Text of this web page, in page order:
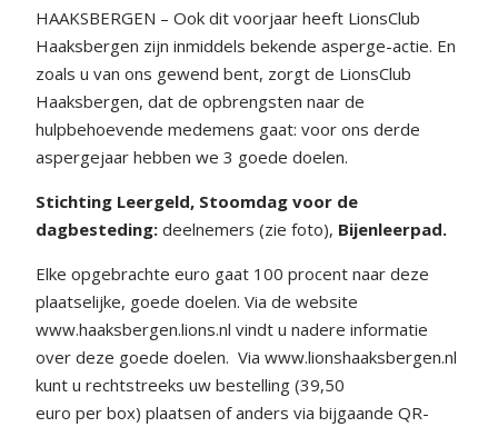
HAAKSBERGEN – Ook dit voorjaar heeft LionsClub
Haaksbergen zijn inmiddels bekende asperge-actie. En
zoals u van ons gewend bent, zorgt de LionsClub
Haaksbergen, dat de opbrengsten naar de
hulpbehoevende medemens gaat: voor ons derde
aspergejaar hebben we 3 goede doelen.
Stichting Leergeld, Stoomdag voor de
dagbesteding: deelnemers (zie foto), Bijenleerpad.
Elke opgebrachte euro gaat 100 procent naar deze
plaatselijke, goede doelen. Via de website
www.haaksbergen.lions.nl vindt u nadere informatie
over deze goede doelen. Via www.lionshaaksbergen.nl
kunt u rechtstreeks uw bestelling (39,50
euro per box) plaatsen of anders via bijgaande QR-